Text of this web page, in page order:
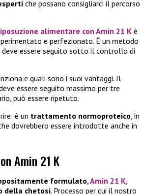
che possano consigliarci il percorso
alimentare con Amin 21 K è
e perfezionato. È un metodo
essere seguito sotto il controllo di
e quali sono i suoi vantaggi. Il
essere seguito massimo per tre
può essere ripetuto.
è un trattamento normoproteico, in
dovrebbero essere introdotte anche in
Amin 21 K
formulato,Amin 21 K
della chetosi. Processo per cui il nostro